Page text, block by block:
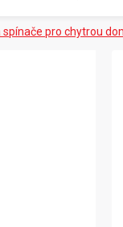
spínače pro chytrou